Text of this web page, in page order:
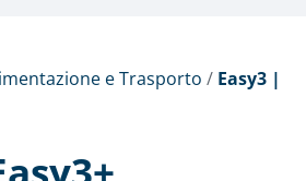
e Trasporto / Easy3 |